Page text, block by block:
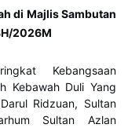
di Majlis Sambutan
2026M
Kebangsaan
Kebawah Duli Yang
Ridzuan, Sultan
Sultan Azlan